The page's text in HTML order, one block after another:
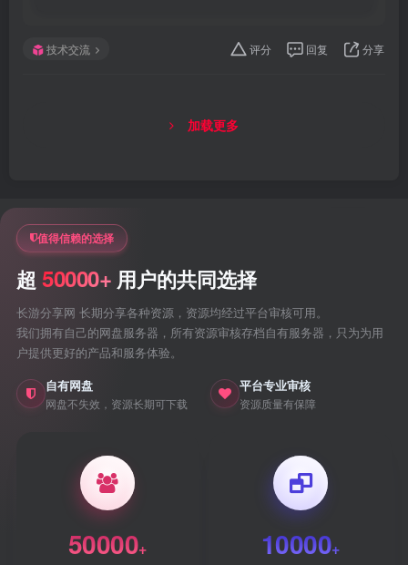
技术交流 评分 回复 分享
加载更多
值得信赖的选择
超 50000+ 用户的共同选择
长游分享网 长期分享各种资源，资源均经过平台审核可用。
我们拥有自己的网盘服务器，所有资源审核存档自有服务器，只为为用
户提供更好的产品和服务体验。
自有网盘
网盘不失效，资源长期可下载
平台专业审核
资源质量有保障
50000+ 10000+